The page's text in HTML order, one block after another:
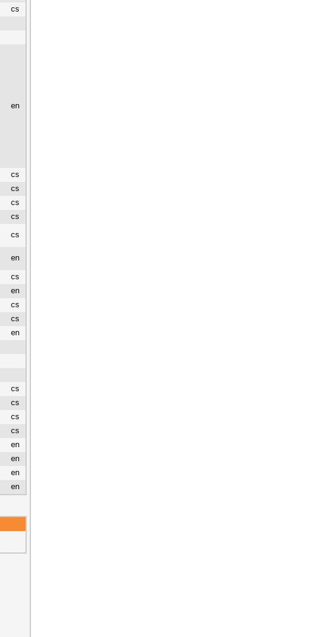
cs
en
cs
cs
cs
cs
cs
en
cs
en
cs
cs
en
cs
cs
cs
cs
en
en
en
en